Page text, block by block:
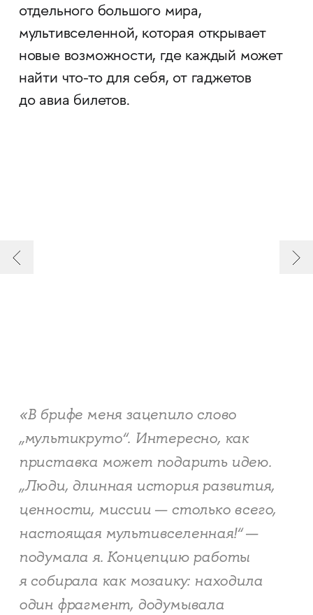
отдельного большого мира,
мультивселенной, которая открывает
новые возможности, где каждый может
найти что-то для себя, от гаджетов
до авиа билетов.
«В брифе меня зацепило слово
„мультикруто“. Интересно, как
приставка может подарить идею.
„Люди, длинная история развития,
ценности, миссии — столько всего,
настоящая мультивселенная!“ —
подумала я. Концепцию работы
я собирала как мозаику: находила
один фрагмент, додумывала